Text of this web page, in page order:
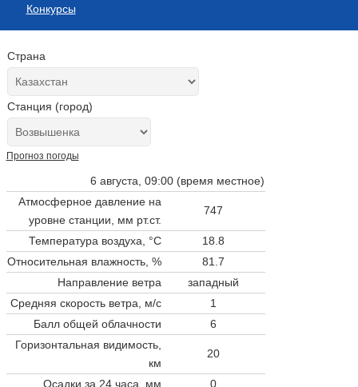
Конкурсы
Страна
Станция (город)
Прогноз погоды
6 августа, 09:00 (время местное)
Атмосферное давление на
уровне станции, мм рт.ст.
747
Температура воздуха, °C
18.8
Относительная влажность, %
81.7
Направление ветра
западный
Средняя скорость ветра, м/с
1
Балл общей облачности
6
Горизонтальная видимость,
км
20
Осадки за 24 часа, мм 0